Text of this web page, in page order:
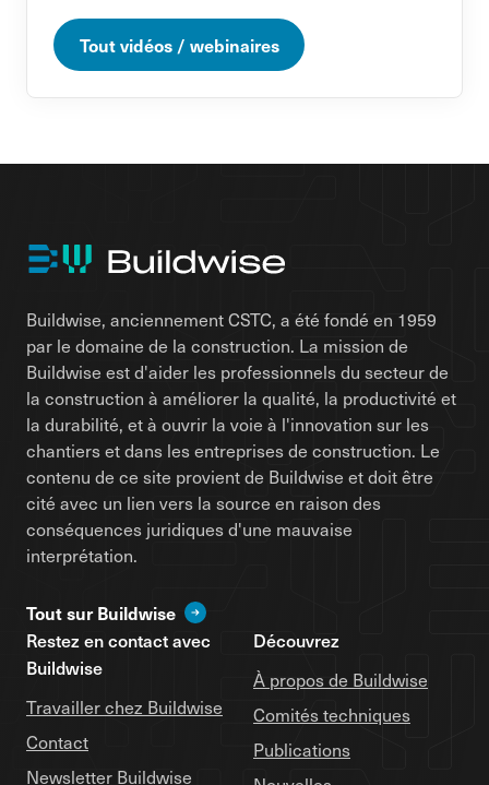
Tout vidéos / webinaires
Buildwise, anciennement CSTC, a été fondé en 1959
par le domaine de la construction. La mission de
Buildwise est d'aider les professionnels du secteur de
la construction à améliorer la qualité, la productivité et
la durabilité, et à ouvrir la voie à l'innovation sur les
chantiers et dans les entreprises de construction. Le
contenu de ce site provient de Buildwise et doit être
cité avec un lien vers la source en raison des
conséquences juridiques d'une mauvaise
interprétation.
Tout sur Buildwise
Restez en contact avec
Buildwise
Travailler chez Buildwise
Contact
Newsletter Buildwise
Découvrez
À propos de Buildwise
Comités techniques
Publications